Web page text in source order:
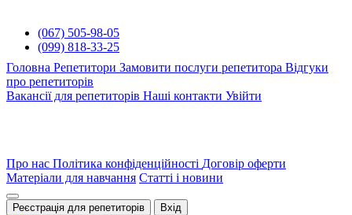
(067) 505-98-05
(099) 818-33-25
Головна Репетитори Замовити послуги репетитора Відгуки
про репетиторів
Вакансії для репетиторів Наші контакти Увійти
Про нас Політика конфіденційності Договір оферти
Матеріали для навчання Статті і новини
Реєстрація для репетиторів Вхід